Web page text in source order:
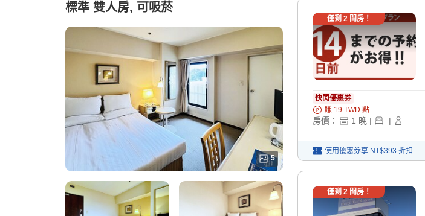
標準 雙人房, 可吸菸
5
僅剩 2間房！
快閃優惠券
賺 19 TWD 點
房價： 1 晚 | |
使用優惠券享 NT$393 折扣
僅剩 2間房！